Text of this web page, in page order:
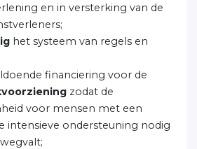
en in versterking van de
het systeem van regels en
financiering voor de
zodat de
voor mensen met een
intensieve ondersteuning nodig